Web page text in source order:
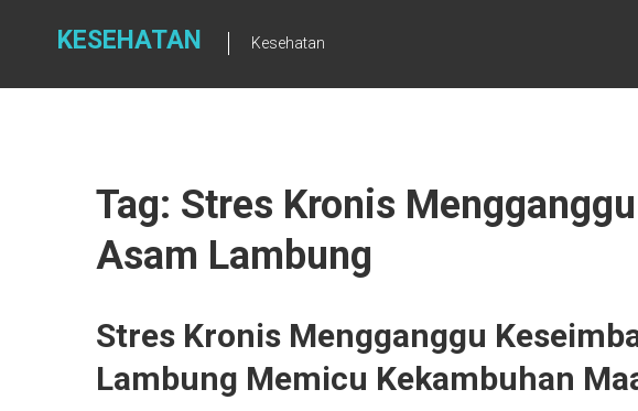
KESEHATAN Kesehatan
Tag: Stres Kronis
Asam Lambung
Stres Kronis Mengganggu
Lambung Memicu Kekambuhan